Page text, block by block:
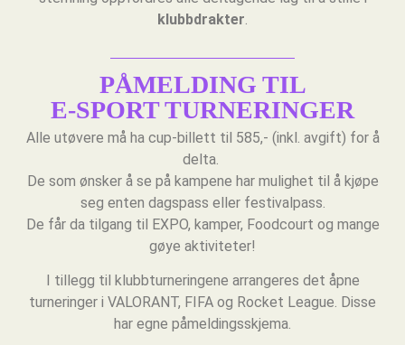
klubbdrakter.
PÅMELDING TIL
E-SPORT TURNERINGER
Alle utøvere må ha cup-billett til 585,- (inkl. avgift) for å
delta.
De som ønsker å se på kampene har mulighet til å kjøpe
seg enten dagspass eller festivalpass.
De får da tilgang til EXPO, kamper, Foodcourt og mange
gøye aktiviteter!
I tillegg til klubbturneringene arrangeres det åpne
turneringer i VALORANT, FIFA og Rocket League. Disse
har egne påmeldingsskjema.